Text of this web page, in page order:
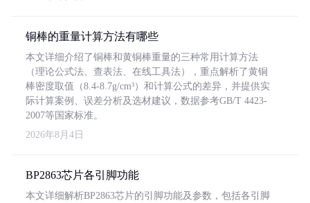
铜棒的重量计算方法有哪些
本文详细介绍了铜棒和黄铜棒重量的三种常用计算方法
（理论公式法、查表法、在线工具法），重点解析了黄铜
棒密度取值（8.4-8.7g/cm³）和计算公式的差异，并提供实
际计算案例、误差分析及选材建议，数据参考GB/T 4423-
2007等国家标准。
2026年8月4日
BP2863芯片各引脚功能
本文详细解析BP2863芯片的引脚功能及参数，包括各引脚